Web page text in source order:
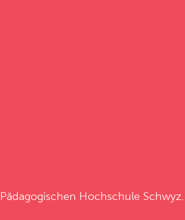
Pädagogischen Hochschule Schwyz